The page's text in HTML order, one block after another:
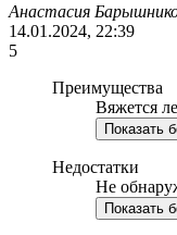
Анастасия
14.01.2024, 22:39
5
Преимущества
Вяжется
Показать
Недостатки
Не
Показать